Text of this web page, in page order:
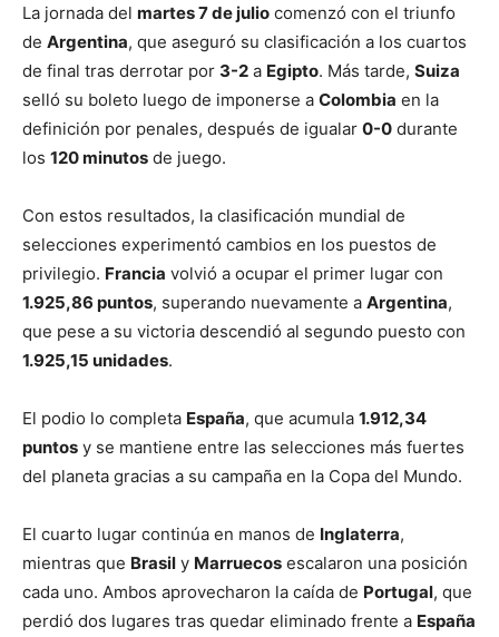
La jornada del martes 7 de julio comenzó con el triunfo
de Argentina, que aseguró su clasificación a los cuartos
de final tras derrotar por 3-2 a Egipto. Más tarde, Suiza
selló su boleto luego de imponerse a Colombia en la
definición por penales, después de igualar 0-0 durante
los 120 minutos de juego.
Con estos resultados, la clasificación mundial de
selecciones experimentó cambios en los puestos de
privilegio. Francia volvió a ocupar el primer lugar con
1.925,86 puntos, superando nuevamente a Argentina,
que pese a su victoria descendió al segundo puesto con
1.925,15 unidades.
El podio lo completa España, que acumula 1.912,34
puntos y se mantiene entre las selecciones más fuertes
del planeta gracias a su campaña en la Copa del Mundo.
El cuarto lugar continúa en manos de Inglaterra,
mientras que Brasil y Marruecos escalaron una posición
cada uno. Ambos aprovecharon la caída de Portugal, que
perdió dos lugares tras quedar eliminado frente a España